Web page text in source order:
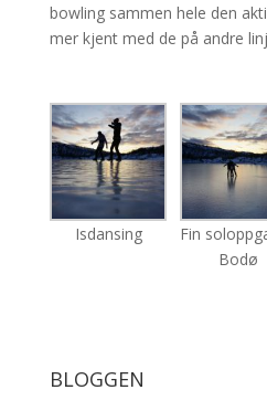
bowling sammen hele den
mer kjent med de på andre
Isdansing
Fin
Bodø
BLOGGEN